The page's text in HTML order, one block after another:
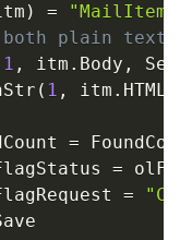
) =
"MailItem"
plain text
1 , itm . Body ,
( 1 , itm .
=
=
=